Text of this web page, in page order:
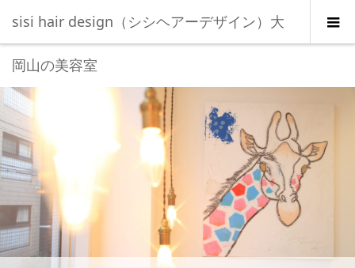
sisi hair design（シシヘアーデザイン）大
岡山の美容室